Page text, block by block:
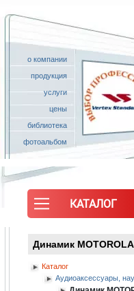
о компании
продукция
услуги
цены
библиотека
фотоальбом
КАТАЛОГ
Динамик
Каталог
Аудиоаксессуары,